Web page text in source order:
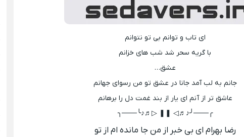
ای تاب و توانم بی تو نتوانم
با گریه سحر شد شب های خزانم
عشق…
جانم به لب آمد جانا در عشق تو من رسوای جهانم
عاشق تر از آنم ای یار از بند غمت دل را برهانم
╭───╯♪♬◁ ❚❚ ▷♬♪╰───╮
رضا بهرام ای بی خبر از من جا مانده ام از تو